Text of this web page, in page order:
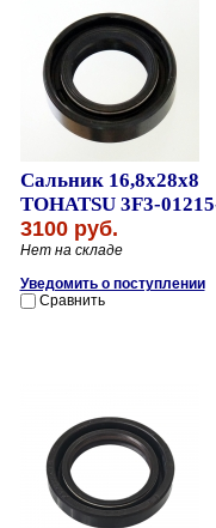
Сальник 16,8x28x8
TOHATSU 3F3-
3100 руб.
Нет на складе
Уведомить о поступлении
Сравнить